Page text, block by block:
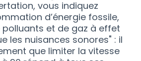
vous indiquez
d’énergie fossile,
polluants et de gaz à effet
les nuisances sonores" : il
que limiter la vitesse